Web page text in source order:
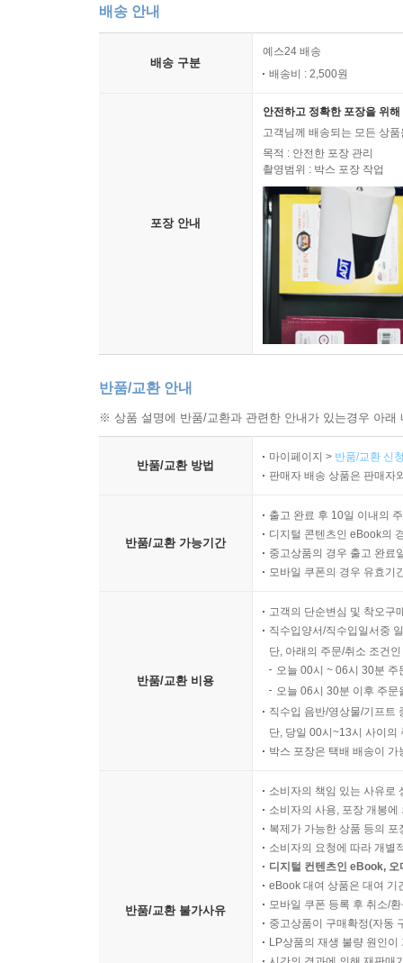
배송 안내
배송 구분
예스24 배송
배송비 : 2,500원
포장 안내
안전하고 정확한 포장을 위
고객님께 배송되는 모든 상
목적 : 안전한 포장 관리
촬영범위 : 박스 포장 작업
반품/교환 안내
※ 상품 설명에 반품/교환과 관련한 안내가 있는경우 아
반품/교환 방법
마이페이지 > 반품/교환 신
판매자 배송 상품은 판매자
반품/교환 가능기간
출고 완료 후 10일 이내의
디지털 콘텐츠인 eBook의
중고상품의 경우 출고 완료
모바일 쿠폰의 경우 유효기
반품/교환 비용
고객의 단순변심 및 착오구
직수입양서/직수입일서중
단, 아래의 주문/취소 조건
오늘 00시 ~ 06시 30분
오늘 06시 30분 이후 주
직수입 음반/영상물/기프트
단, 당일 00시~13시 사이의
박스 포장은 택배 배송이
반품/교환 불가사유
소비자의 책임 있는 사유로
소비자의 사용, 포장 개봉
복제가 가능한 상품 등의
소비자의 요청에 따라 개별
디지털 컨텐츠인 eBook,
eBook 대여 상품은 대여 기
모바일 쿠폰 등록 후 취소/
중고상품이 구매확정(자동
LP상품의 재생 불량 원인